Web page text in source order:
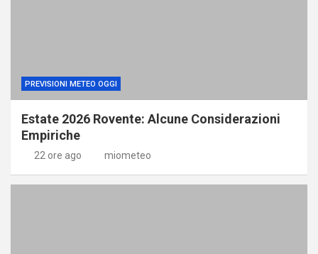
PREVISIONI METEO OGGI
Estate 2026 Rovente: Alcune Considerazioni
Empiriche
22 ore ago miometeo